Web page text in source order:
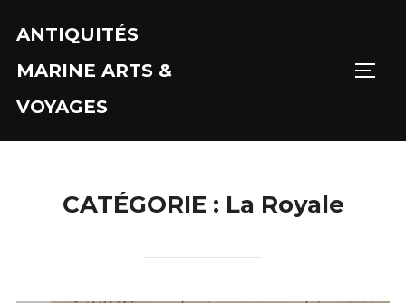
contenu
ANTIQUITÉS
MARINE ARTS &
VOYAGES
CATÉGORIE : La Royale